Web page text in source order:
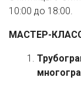
10:00 до 18:00.
МАСТЕР-